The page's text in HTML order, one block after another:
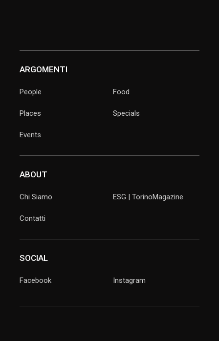
ARGOMENTI
People
Places
Events
Food
Specials
ABOUT
Chi Siamo
Contatti
ESG | TorinoMagazine
SOCIAL
Facebook Instagram